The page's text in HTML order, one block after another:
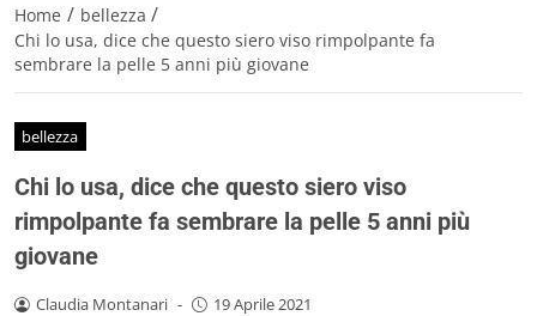
Home / bellezza /
Chi lo usa, dice che questo siero viso rimpolpante fa
sembrare la pelle 5 anni più giovane
bellezza
Chi lo usa, dice che questo siero viso
rimpolpante fa sembrare la pelle 5 anni più
giovane
Claudia Montanari - 19 Aprile 2021